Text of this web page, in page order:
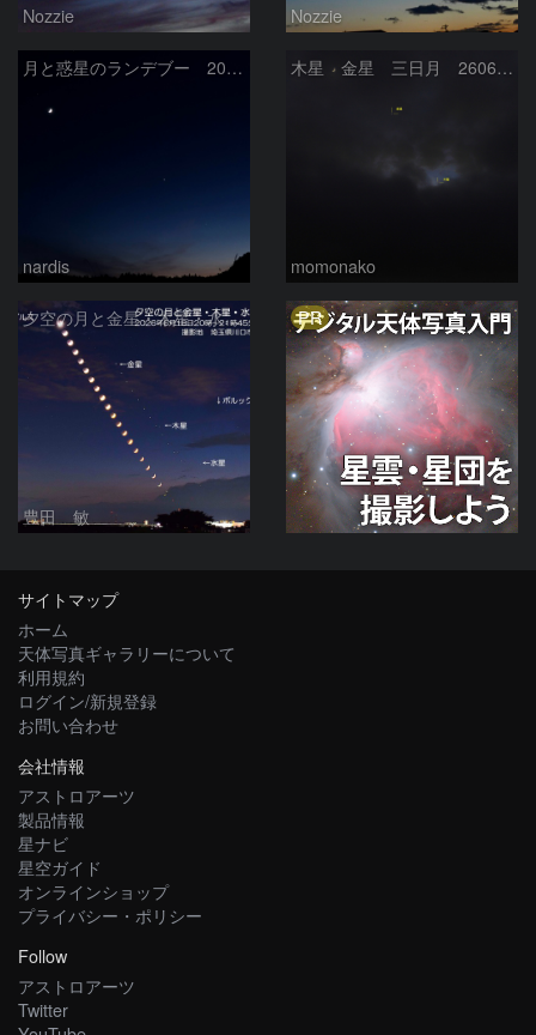
Nozzie Nozzie
月と惑星のランデブー 2026/06/19
nardis
木星 金星 三日月 260618
momonako
夕空の月と金星・木星・水星の接近 2026/6/18
豊田 敏
PR
サイトマップ
ホーム
天体写真ギャラリーについて
利用規約
ログイン/新規登録
お問い合わせ
会社情報
アストロアーツ
製品情報
星ナビ
星空ガイド
オンラインショップ
プライバシー・ポリシー
Follow
アストロアーツ
Twitter